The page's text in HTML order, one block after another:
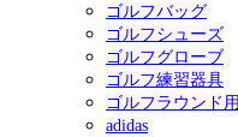
ゴルフバッグ
ゴルフシューズ
ゴルフグローブ
ゴルフ練習器具
ゴルフラウンド
adidas